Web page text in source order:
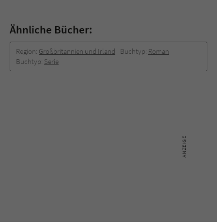
Ähnliche Bücher:
Region: Großbritannien und Irland Buchtyp: Roman
Buchtyp: Serie